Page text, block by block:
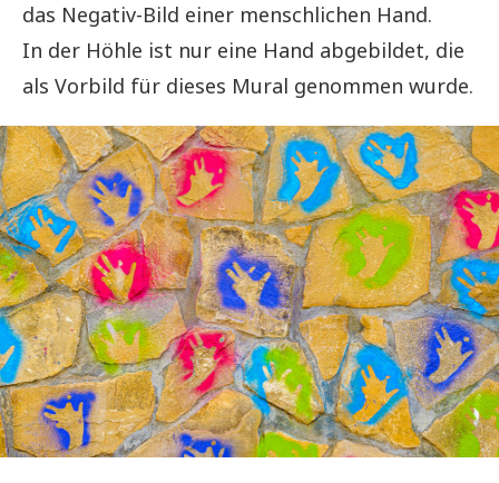
das Negativ-Bild einer menschlichen Hand.
In der Höhle ist nur eine Hand abgebildet, die
als Vorbild für dieses Mural genommen wurde.